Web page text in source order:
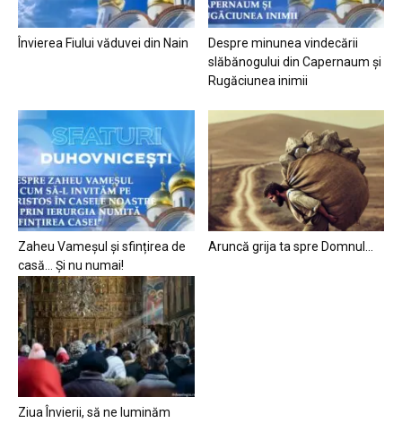
Învierea Fiului văduvei din Nain
Despre minunea vindecării
slăbănogului din Capernaum și
Rugăciunea inimii
Zaheu Vameșul și sfințirea de
casă… Și nu numai!
Aruncă grija ta spre Domnul…
Ziua Învierii, să ne luminăm